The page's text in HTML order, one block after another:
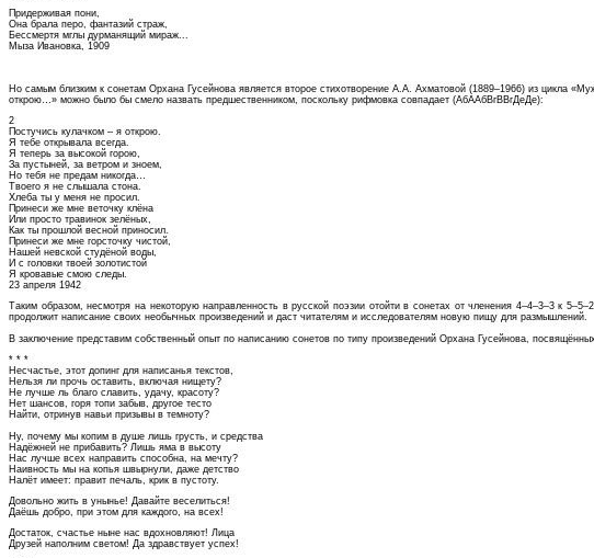
Придерживая пони,
Она брала перо, фантазий страж,
Бессмертя мглы дурманящий мираж...
Мыза Ивановка, 1909
Но самым близким к сонетам Орхана Гусейнова является второе стихотворение А.А. Ахматовой (1889–1966) из цикла
открою…» можно было бы смело назвать предшественником, поскольку рифмовка совпадает (АбААбВгВВгДеДе):
2
Постучись кулачком – я открою.
Я тебе открывала всегда.
Я теперь за высокой горою,
За пустыней, за ветром и зноем,
Но тебя не предам никогда…
Твоего я не слышала стона.
Хлеба ты у меня не просил.
Принеси же мне веточку клёна
Или просто травинок зелёных,
Как ты прошлой весной приносил.
Принеси же мне горсточку чистой,
Нашей невской студёной воды,
И с головки твоей золотистой
Я кровавые смою следы.
23 апреля 1942
Таким образом, несмотря на некоторую направленность в русской поэзии отойти в сонетах от членения 4–4–3–3 к
продолжит написание своих необычных произведений и даст читателям и исследователям новую пищу для размышлений.
В заключение представим собственный опыт по написанию сонетов по типу произведений Орхана Гусейнова,
* * *
Несчастье, этот допинг для написанья текстов,
Нельзя ли прочь оставить, включая нищету?
Не лучше ль благо славить, удачу, красоту?
Нет шансов, горя топи забыв, другое тесто
Найти, отринув навьи призывы в темноту?
Ну, почему мы копим в душе лишь грусть, и средства
Надёжней не прибавить? Лишь яма в высоту
Нас лучше всех направить способна, на мечту?
Наивность мы на копья швырнули, даже детство
Налёт имеет: правит печаль, крик в пустоту.
Довольно жить в унынье! Давайте веселиться!
Даёшь добро, при этом для каждого, на всех!
Достаток, счастье ныне нас вдохновляют! Лица
Друзей наполним светом! Да здравствует успех!